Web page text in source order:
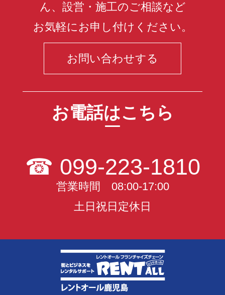
ん、設営・施工のご相談など
お気軽にお申し付けください。
お問い合わせする
お電話はこちら
☎ 099-223-1810
営業時間 08:00-17:00
土日祝日定休日